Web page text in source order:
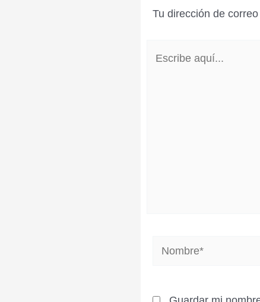
Tu dirección de
Nombre*